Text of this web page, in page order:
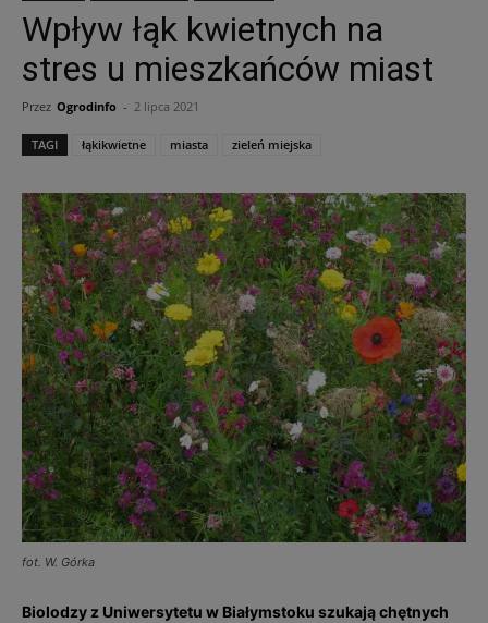
Wpływ łąk kwietnych na
stres u mieszkańców miast
Przez Ogrodinfo - 2 lipca 2021
TAGI łąkikwietne miasta zieleń miejska
fot. W. Górka
Biolodzy z Uniwersytetu w Białymstoku szukają chętnych